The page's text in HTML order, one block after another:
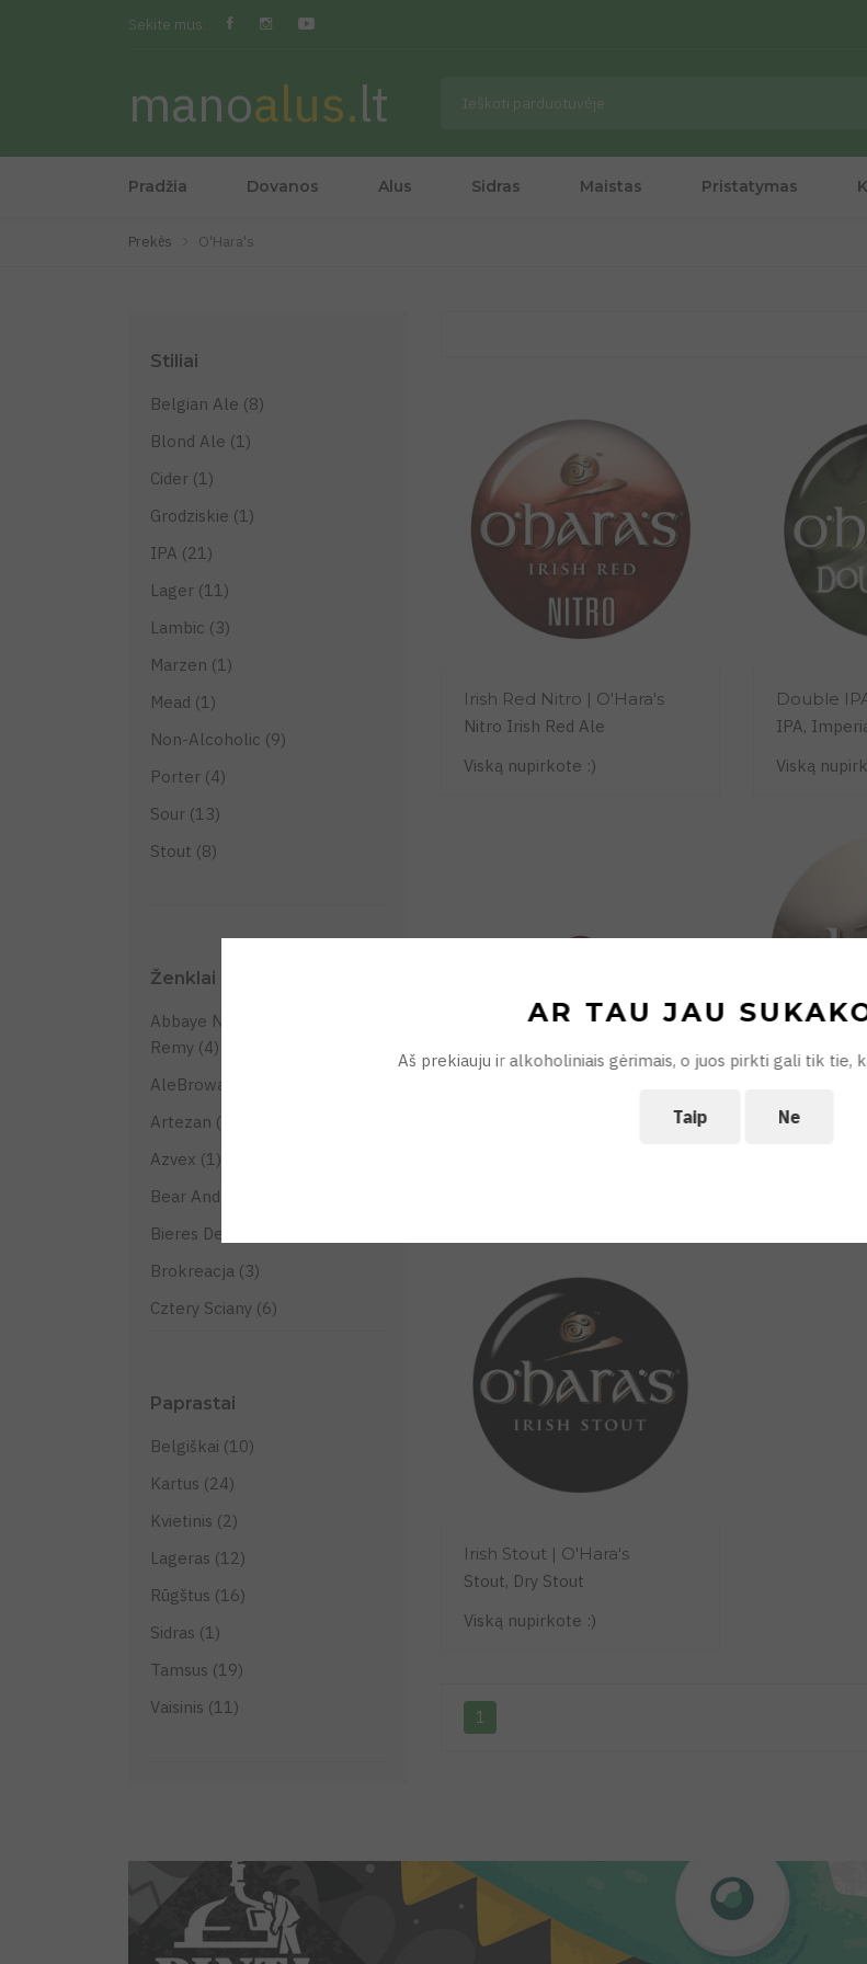
Sekite mus:
manoalus.lt
Pradžia Dovanos Alus Sidras Maistas Pristatymas
Prekės O'Hara's
Stiliai
Belgian Ale (8)
Blond Ale (1)
Cider (1)
Grodziskie (1)
IPA (21)
Lager (11)
Lambic (3)
Marzen (1)
Mead (1)
Non-Alcoholic (9)
Porter (4)
Sour (13)
Stout (8)
Ženklai
Abbaye Notre-Dame De Saint-
Remy (4)
AleBrowar (1)
Artezan (3)
Azvex (1)
Bear And Boar (1)
Bieres De Chimay (2)
Brokreacja (3)
Cztery Sciany (6)
Fortuna (2)
Funky Fluid (19)
Hopkultura (1)
Magic Road (3)
Moon Lark (6)
Nepo (9)
Ophiussa (1)
Oud Beersel (1)
Padvaisko (1)
Schlenkerla (1)
Schönram (1)
Šušvės (1)
Paprastai
Belgiškai (10)
Kartus (24)
Kvietinis (2)
Lageras (12)
Rūgštus (16)
Sidras (1)
Tamsus (19)
Vaisinis (11)
Irish Red Nitro | O'Hara's
Nitro Irish Red Ale
Viską nupirkote :)
Double
IPA,
Viską
Irish Stout
Irish Stout | O'Hara's
Stout, Dry Stout
Viską nupirkote :)
1
AR TAU JAU
Aš prekiauju ir alkoholiniais gėrimais, o juos pirkti gali tik tie,
Taip Ne